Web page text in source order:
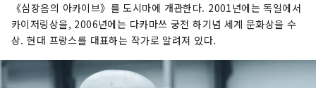
《심장음의 아카이브》를 도시마에 개관한다. 2001년에는 독일에서
카이저링상을, 2006년에는 다카마쓰 궁전 하기념 세계 문화상을 수
상. 현대 프랑스를 대표하는 작가로 알려져 있다.